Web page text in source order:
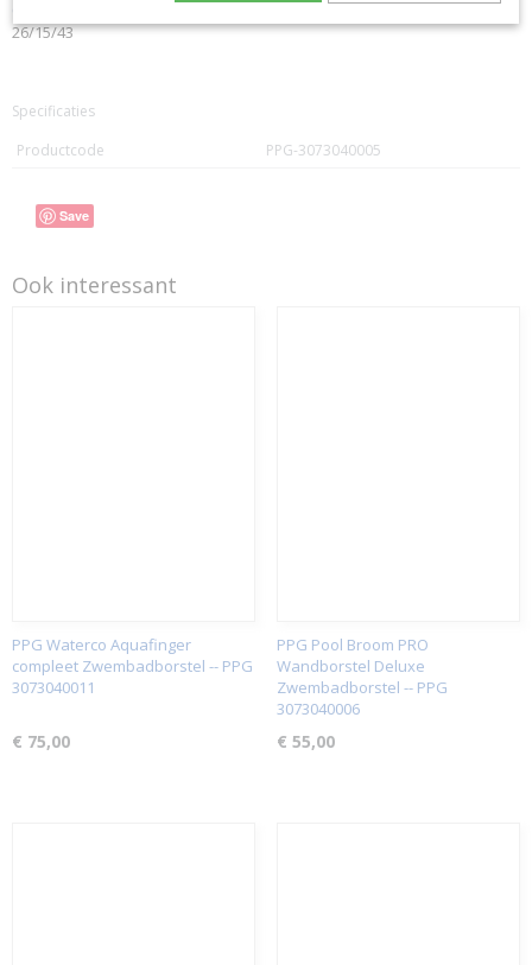
CLICK-CLIQUEZ ICI !
26/15/43
Specificaties
Productcode
PPG-3073040005
Save
Ook interessant
PPG Waterco Aquafinger
compleet Zwembadborstel -- PPG
3073040011
€ 75,00
PPG Pool Broom PRO
Wandborstel Deluxe
Zwembadborstel -- PPG
3073040006
€ 55,00